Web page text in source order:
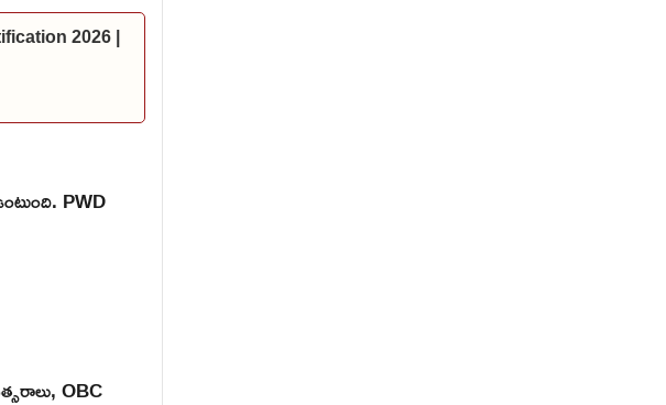
2026 |
PWD
OBC